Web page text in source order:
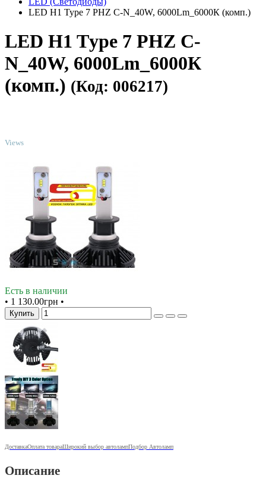
LED H1 Type 7 PHZ C-N_40W, 6000Lm_6000К (комп.)
LED H1 Tуpe 7 PHZ C-
N_40W, 6000Lm_6000К
(комп.) (Код: 006217)
Views
Есть в наличии
• 1 130.00грн •
Купить
ДоставкаОплата товараШирокий выбор автолампПодбор Автоламп
Описание